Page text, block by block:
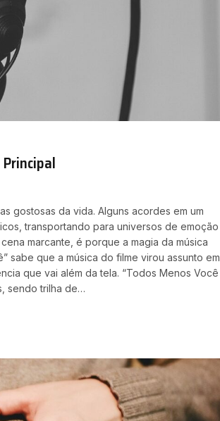
gostosas da vida. Alguns acordes em um
transportando para universos de emoção
marcante, é porque a magia da música
sabe que a música do filme virou assunto em
que vai além da tela. “Todos Menos Você
sendo trilha de…